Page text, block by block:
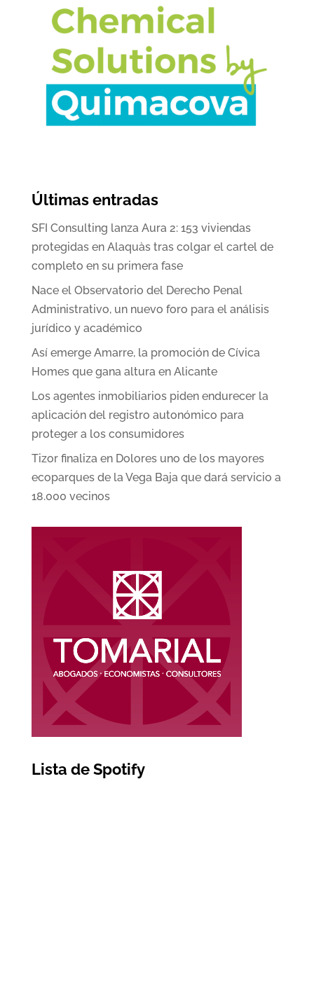
Últimas entradas
SFI Consulting lanza Aura 2: 153 viviendas
protegidas en Alaquàs tras colgar el cartel de
completo en su primera fase
Nace el Observatorio del Derecho Penal
Administrativo, un nuevo foro para el análisis
jurídico y académico
Así emerge Amarre, la promoción de Cívica
Homes que gana altura en Alicante
Los agentes inmobiliarios piden endurecer la
aplicación del registro autonómico para
proteger a los consumidores
Tizor finaliza en Dolores uno de los mayores
ecoparques de la Vega Baja que dará servicio a
18.000 vecinos
Lista de Spotify